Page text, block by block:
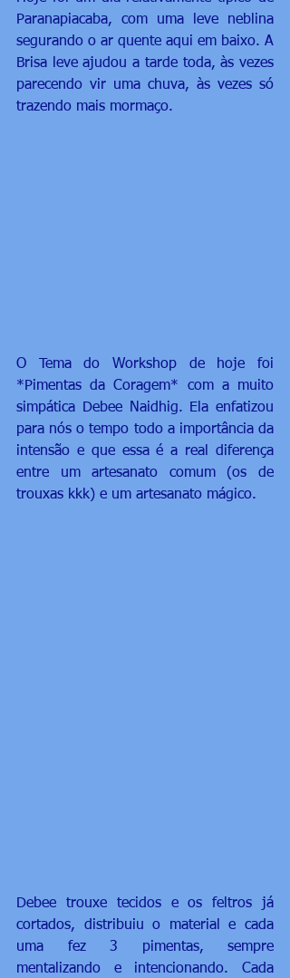
Paranapiacaba, com uma leve neblina
segurando o ar quente aqui em baixo. A
Brisa leve ajudou a tarde toda, às vezes
parecendo vir uma chuva, às vezes só
trazendo mais mormaço.
O Tema do Workshop de hoje foi
*Pimentas da Coragem* com a muito
simpática Debee Naidhig. Ela enfatizou
para nós o tempo todo a importância da
intensão e que essa é a real diferença
entre um artesanato comum (os de
trouxas kkk) e um artesanato mágico.
Debee trouxe tecidos e os feltros já
cortados, distribuiu o material e cada
uma fez 3 pimentas, sempre
mentalizando e intencionando. Cada